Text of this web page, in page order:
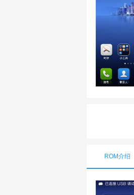
ROM介绍